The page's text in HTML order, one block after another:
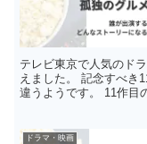
テレビ東京で人気のド
えました。 記念すべき
違うようです。 11作目
ドラマ・映画